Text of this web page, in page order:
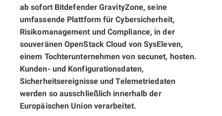
ab sofort Bitdefender GravityZone, seine
umfassende Plattform für Cybersicherheit,
Risikomanagement und Compliance, in der
souveränen OpenStack Cloud von SysEleven,
einem Tochterunternehmen von secunet, hosten.
Kunden- und Konfigurationsdaten,
Sicherheitsereignisse und Telemetriedaten
werden so ausschließlich innerhalb der
Europäischen Union verarbeitet.